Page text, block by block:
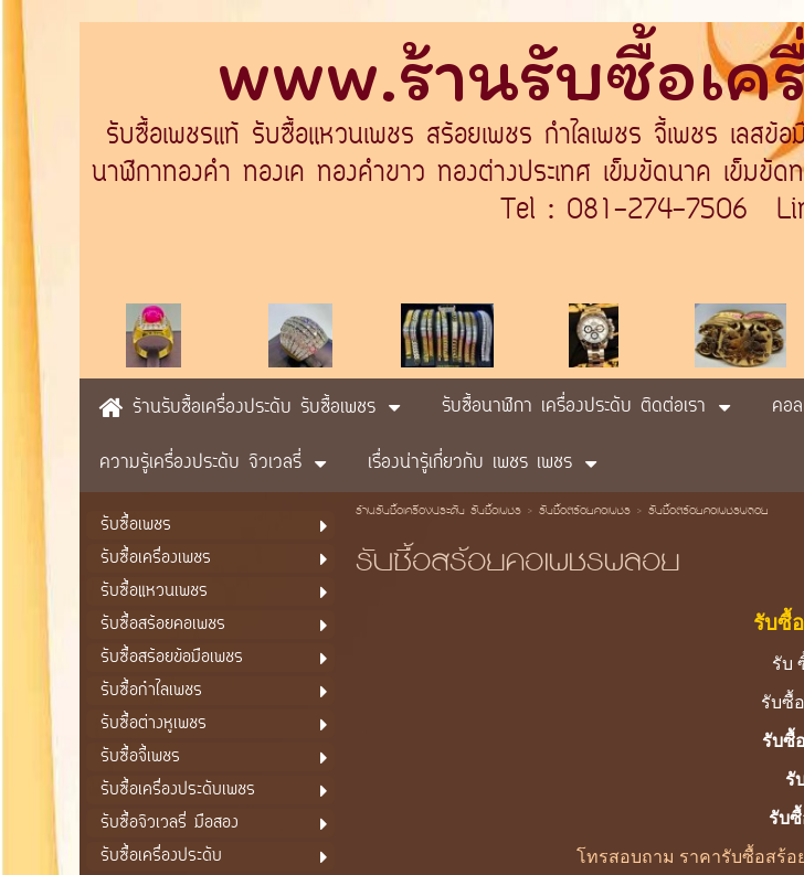
www.ร้านรับซื้อเ
รับซื้อเพชรแท้ รับซื้อแหวนเพชร สร้อยเพชร กำไลเพชร จี้เพชร เลสข้
นาฬิกาทองคำ ทองเค ทองคำขาว ทองต่างประเทศ เข็มขัดนาค เข็มขั
Tel : 081-274-7506
ร้านรับซื้อเครื่องประดับ รับซื้อเพชร รับซื้อนาฬิกา เครื่องประดับ ติดต่อเรา คอ
ความรู้เครื่องประดับ จิวเวลรี่
เรื่องน่ารู้เกี่ยวกับ เพชร เพชร
รับซื้อเพชร
รับซื้อเครื่องเพชร
รับซื้อแหวนเพชร
รับซื้อสร้อยคอเพชร
รับซื้อสร้อยข้อมือเพชร
รับซื้อกำไลเพชร
รับซื้อต่างหูเพชร
รับซื้อจี้เพชร
รับซื้อเครื่องประดับเพชร
รับซื้อจิวเวลรี่ มือสอง
รับซื้อเครื่องประดับ
ร้านรับซื้อเครื่องประดับ รับซื้อเพชร> รับซื้อสร้อยคอเพชร> รับซื้อสร้อยคอเพชรพลอย
รับซื้อสร้อยคอเพชรพลอย
รับซื้
รับ
รับซื้
รับซื้
รั
รับ
โทรสอบถาม ราคารับซื้อสร้อ